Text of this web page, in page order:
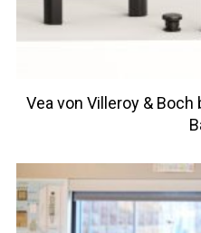
Vea von Villeroy &